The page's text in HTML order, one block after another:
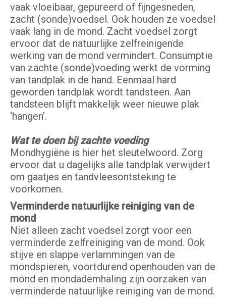
vaak vloeibaar, gepureerd of fijngesneden,
zacht (sonde)voedsel. Ook houden ze voedsel
vaak lang in de mond. Zacht voedsel zorgt
ervoor dat de natuurlijke zelfreinigende
werking van de mond vermindert. Consumptie
van zachte (sonde)voeding werkt de vorming
van tandplak in de hand. Eenmaal hard
geworden tandplak wordt tandsteen. Aan
tandsteen blijft makkelijk weer nieuwe plak
‘hangen’.
Wat te doen bij zachte voeding
Mondhygiëne is hier het sleutelwoord. Zorg
ervoor dat u dagelijks alle tandplak verwijdert
om gaatjes en tandvleesontsteking te
voorkomen.
Verminderde natuurlijke reiniging van de
mond
Niet alleen zacht voedsel zorgt voor een
verminderde zelfreiniging van de mond. Ook
stijve en slappe verlammingen van de
mondspieren, voortdurend openhouden van de
mond en mondademhaling zijn oorzaken van
verminderde natuurlijke reiniging van de mond.